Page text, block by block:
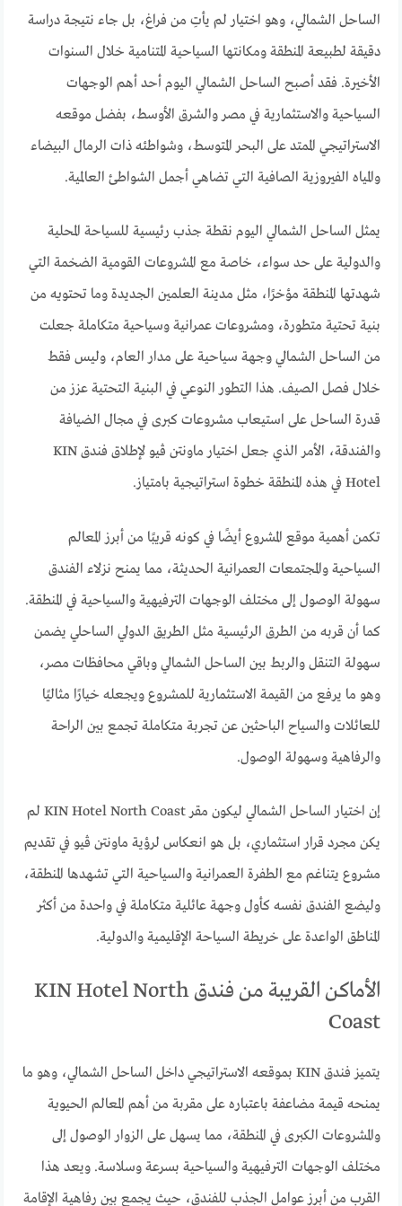
الساحل الشمالي، وهو اختيار لم يأتِ من فراغ، بل جاء نتيجة دراسة
دقيقة لطبيعة المنطقة ومكانتها السياحية المتنامية خلال السنوات
الأخيرة. فقد أصبح الساحل الشمالي اليوم أحد أهم الوجهات
السياحية والاستثمارية في مصر والشرق الأوسط، بفضل موقعه
الاستراتيجي الممتد على البحر المتوسط، وشواطئه ذات الرمال البيضاء
والمياه الفيروزية الصافية التي تضاهي أجمل الشواطئ العالمية.
يمثل الساحل الشمالي اليوم نقطة جذب رئيسية للسياحة المحلية
والدولية على حد سواء، خاصة مع المشروعات القومية الضخمة التي
شهدتها المنطقة مؤخرًا، مثل مدينة العلمين الجديدة وما تحتويه من
بنية تحتية متطورة، ومشروعات عمرانية وسياحية متكاملة جعلت
من الساحل الشمالي وجهة سياحية على مدار العام، وليس فقط
خلال فصل الصيف. هذا التطور النوعي في البنية التحتية عزز من
قدرة الساحل على استيعاب مشروعات كبرى في مجال الضيافة
والفندقة، الأمر الذي جعل اختيار ماونتن ڤيو لإطلاق فندق KIN
Hotel في هذه المنطقة خطوة استراتيجية بامتياز.
تكمن أهمية موقع المشروع أيضًا في كونه قريبًا من أبرز المعالم
السياحية والمجتمعات العمرانية الحديثة، مما يمنح نزلاء الفندق
سهولة الوصول إلى مختلف الوجهات الترفيهية والسياحية في المنطقة.
كما أن قربه من الطرق الرئيسية مثل الطريق الدولي الساحلي يضمن
سهولة التنقل والربط بين الساحل الشمالي وباقي محافظات مصر،
وهو ما يرفع من القيمة الاستثمارية للمشروع ويجعله خيارًا مثاليًا
للعائلات والسياح الباحثين عن تجربة متكاملة تجمع بين الراحة
والرفاهية وسهولة الوصول.
إن اختيار الساحل الشمالي ليكون مقر KIN Hotel North Coast لم
يكن مجرد قرار استثماري، بل هو انعكاس لرؤية ماونتن ڤيو في تقديم
مشروع يتناغم مع الطفرة العمرانية والسياحية التي تشهدها المنطقة،
وليضع الفندق نفسه كأول وجهة عائلية متكاملة في واحدة من أكثر
المناطق الواعدة على خريطة السياحة الإقليمية والدولية.
الأماكن القريبة من فندق KIN Hotel North
Coast
يتميز فندق KIN بموقعه الاستراتيجي داخل الساحل الشمالي، وهو ما
يمنحه قيمة مضاعفة باعتباره على مقربة من أهم المعالم الحيوية
والمشروعات الكبرى في المنطقة، مما يسهل على الزوار الوصول إلى
مختلف الوجهات الترفيهية والسياحية بسرعة وسلاسة. ويعد هذا
القرب من أبرز عوامل الجذب للفندق، حيث يجمع بين رفاهية الإقامة